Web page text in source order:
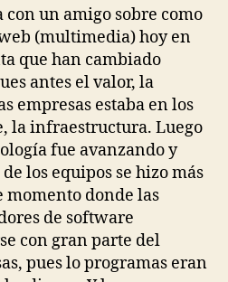
es
nuestro
momento
un amigo sobre como
(multimedia) hoy en
que han cambiado
antes el valor, la
empresas estaba en los
la infraestructura. Luego
fue avanzando y
los equipos se hizo más
momento donde las
de software
con gran parte del
pues lo programas eran